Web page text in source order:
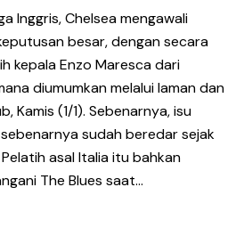
Inggris, Chelsea mengawali
besar, dengan secara
kepala Enzo Maresca dari
diumumkan melalui laman dan
Kamis (1/1). Sebenarnya, isu
sudah beredar sejak
asal Italia itu bahkan
The Blues saat…